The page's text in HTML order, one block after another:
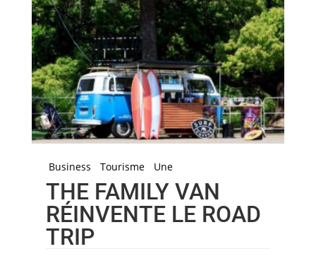
Business Tourisme Une
THE FAMILY VAN
RÉINVENTE LE ROAD
TRIP